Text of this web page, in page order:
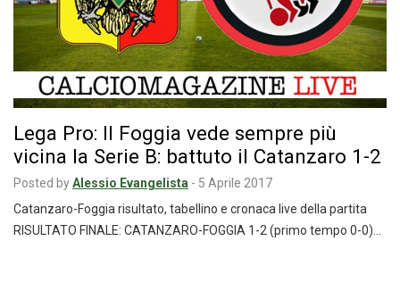
Lega Pro: Il Foggia vede sempre più
vicina la Serie B: battuto il Catanzaro 1-2
Posted byAlessio Evangelista - 5 Aprile 2017
Catanzaro-Foggia risultato, tabellino e cronaca live della partita
RISULTATO FINALE: CATANZARO-FOGGIA 1-2 (primo tempo 0-0)…